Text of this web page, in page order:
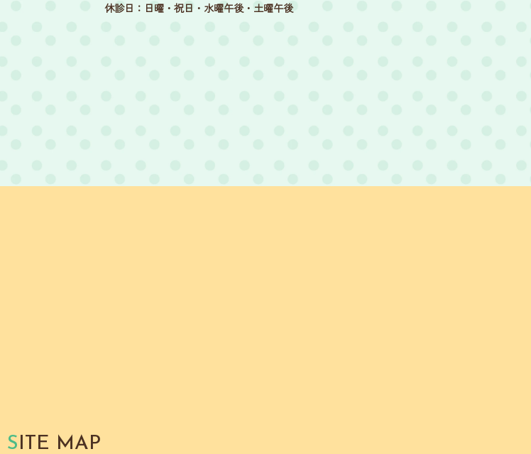
休診日：日曜・祝日・水曜午後・土曜午後
S ITE MAP